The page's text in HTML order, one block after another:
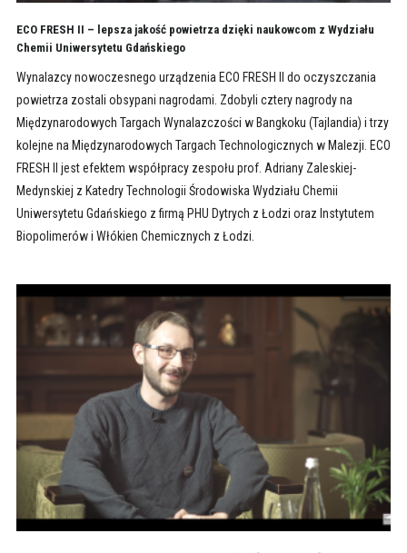
ECO FRESH II – lepsza jakość powietrza dzięki naukowcom z Wydziału
Chemii Uniwersytetu Gdańskiego
Wynalazcy nowoczesnego urządzenia ECO FRESH II do oczyszczania
powietrza zostali obsypani nagrodami. Zdobyli cztery nagrody na
Międzynarodowych Targach Wynalazczości w Bangkoku (Tajlandia) i trzy
kolejne na Międzynarodowych Targach Technologicznych w Malezji. ECO
FRESH II jest efektem współpracy zespołu prof. Adriany Zaleskiej-
Medynskiej z Katedry Technologii Środowiska Wydziału Chemii
Uniwersytetu Gdańskiego z firmą PHU Dytrych z Łodzi oraz Instytutem
Biopolimerów i Włókien Chemicznych z Łodzi.